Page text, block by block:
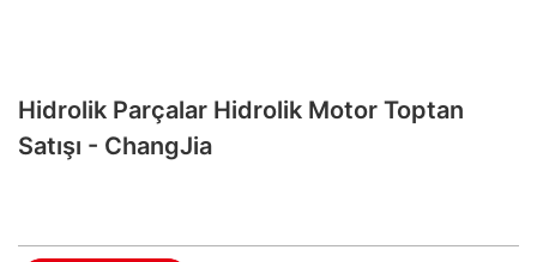
Hidrolik Parçalar Hidrolik Motor Toptan
Satışı - ChangJia